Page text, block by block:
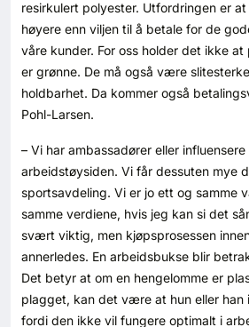
resirkulert polyester. Utfordringen er
høyere enn viljen til å betale for de
våre kunder. For oss holder det ikke
er grønne. De må også være
holdbarhet. Da kommer også
Pohl-Larsen.
– Vi har ambassadører eller
arbeidstøysiden. Vi får dessuten mye
sportsavdeling. Vi er jo ett og samme
samme verdiene, hvis jeg kan si det
svært viktig, men kjøpsprosessen
annerledes. En arbeidsbukse blir
Det betyr at om en hengelomme er
plagget, kan det være at hun eller han
fordi den ikke vil fungere optimalt i